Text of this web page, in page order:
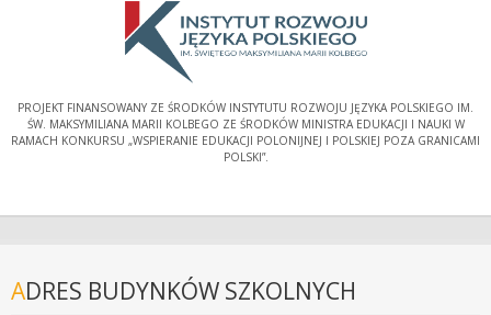
PROJEKT FINANSOWANY ZE ŚRODKÓW INSTYTUTU ROZWOJU JĘZYKA POLSKIEGO IM.
ŚW. MAKSYMILIANA MARII KOLBEGO ZE ŚRODKÓW MINISTRA EDUKACJI I NAUKI W
RAMACH KONKURSU „WSPIERANIE EDUKACJI POLONIJNEJ I POLSKIEJ POZA GRANICAMI
POLSKI”.
ADRES BUDYNKÓW SZKOLNYCH